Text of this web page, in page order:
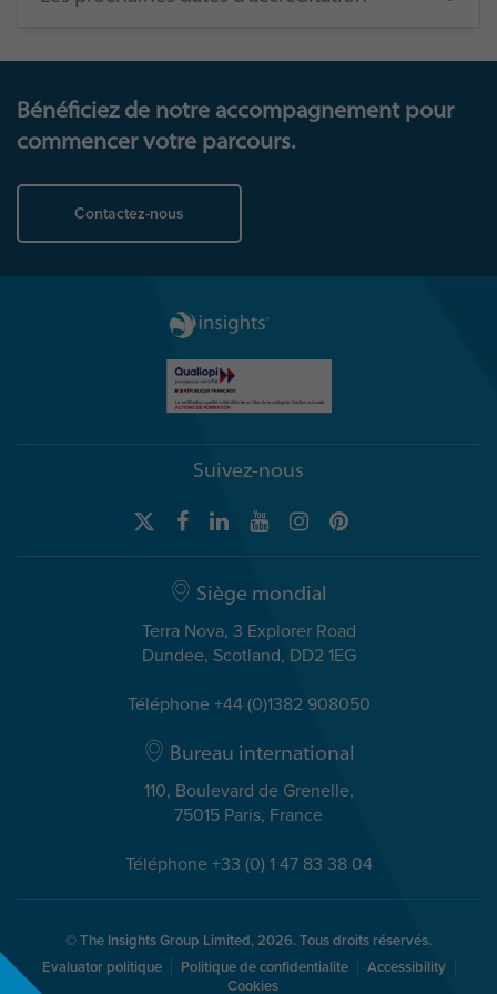
Bénéficiez de notre accompagnement pour
commencer votre parcours.
Contactez-nous
Suivez-nous
Siège mondial
Terra Nova, 3 Explorer Road
Dundee, Scotland, DD2 1EG
Téléphone +44 (0)1382 908050
Bureau international
110, Boulevard de Grenelle,
75015 Paris, France
Téléphone +33 (0) 1 47 83 38 04
© The Insights Group Limited, 2026. Tous droits réservés.
Evaluator politique
Politique de confidentialite
Accessibility
Cookies